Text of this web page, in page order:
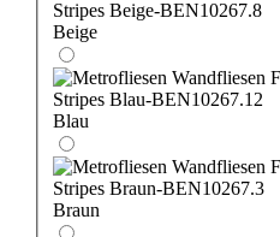
Beige
Blau
Braun